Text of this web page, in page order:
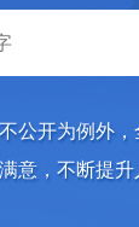
公开为例外
意，不断提升